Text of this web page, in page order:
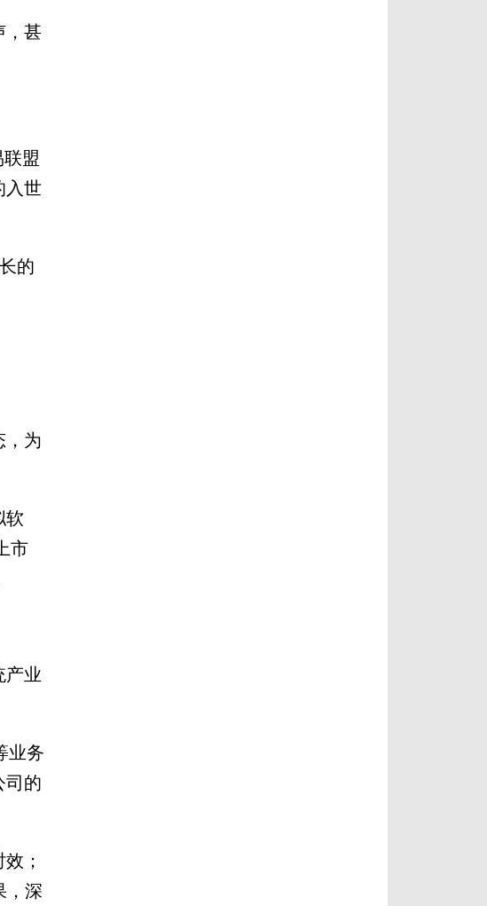
，甚
盟
入世
的
为
软
市
业
业务
司的
；
，深